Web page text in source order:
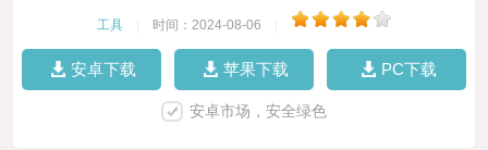
工具 时间：2024-08-06
安卓下载 苹果下载 PC下载
安卓市场，安全绿色